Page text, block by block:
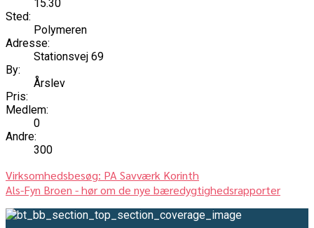
15.30
Sted:
Polymeren
Adresse:
Stationsvej 69
By:
Årslev
Pris:
Medlem:
0
Andre:
300
Virksomhedsbesøg: PA Savværk Korinth
Als-Fyn Broen - hør om de nye bæredygtighedsrapporter